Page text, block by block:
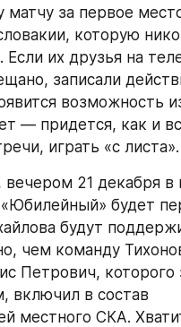
за первое
которую
Если их друзья на
записали
возможность
— придется, как и
играть «с листа».
21 декабря в
будет
будут
чем команду
Петрович, которого
включил в состав
местного СКА.